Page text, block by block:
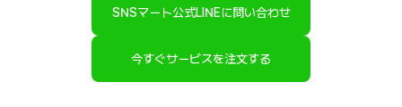
SNSマート公式LINEに問い合わせ
今すぐサービスを注文する